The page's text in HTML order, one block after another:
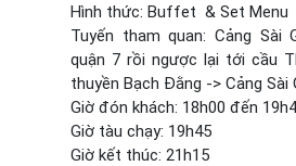
Hình thức: Buffet & Set Menu
Tuyến tham quan: Cảng Sài
quận 7 rồi ngược lại tới cầu
thuyền Bạch Đằng -> Cảng Sài
Giờ đón khách: 18h00 đến
Giờ tàu chạy: 19h45
Giờ kết thúc: 21h15